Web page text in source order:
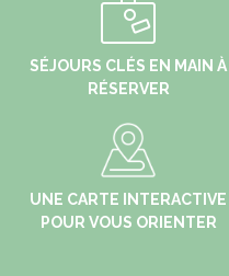
SÉJOURS CLÉS EN MAIN À
RÉSERVER
UNE CARTE INTERACTIVE
POUR VOUS ORIENTER